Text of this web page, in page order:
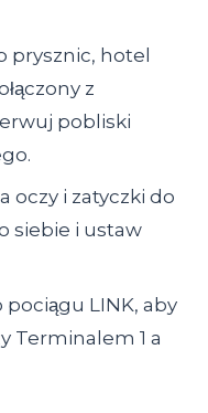
prysznic, hotel
z
pobliski
oczy i zatyczki do
siebie i ustaw
pociągu LINK, aby
Terminalem 1 a